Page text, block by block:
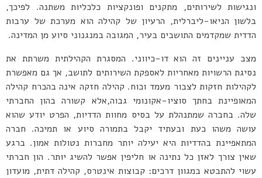
ונגישות לשירותים, מתקנים ופונקציות כלכליות משתנה. לפיכך,
בלשון הניאו-ליברלית, הרעיון של קהילה הוא מערכת של ערבות
הדדית שמקדמים התושבים בעיר, המגובה במנגנוני סיוע מן המדינה.
מצב עניינים זה הוא דו-כיווני. המסגרת הקהילתית משרתת את
נסיגת הרשויות מאחריות לאספקת השירותים לתושב, אך גם מאפשרת
לקהילות חזקות לצבור מעמד וכוח. קהילה חזקה אינה בהכרח קהילה
המאופיינת בחתך סוציו-אקונומי גבוה,אלא קשורה בהון החברתי
שלה. בחברה שמתנהלת על בסיס מחוות הדדיות, הפרט יודע שהוא
עושה משהו כעת ובעתיד יקבל בתמורה סיוע או תמיכה. חברה
המתאפיינת בהדדיות היא יעילה יותר מחברות נטולות אמון. ברגע
שאין צורך לאזן כל נתינה או חליפין אפשר להשיג יותר. הון חברתי
עשוי להתבטא במגוון דרכים: קבוצות אינטרס, קהילה דתית, מועדון